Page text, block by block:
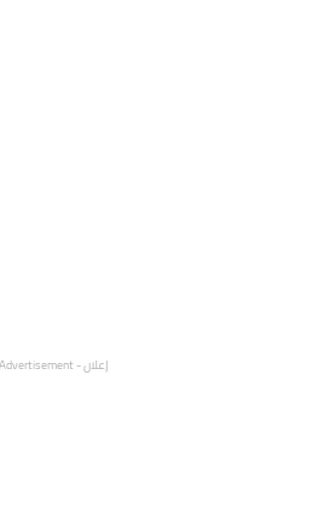
إعلان - Advertisement